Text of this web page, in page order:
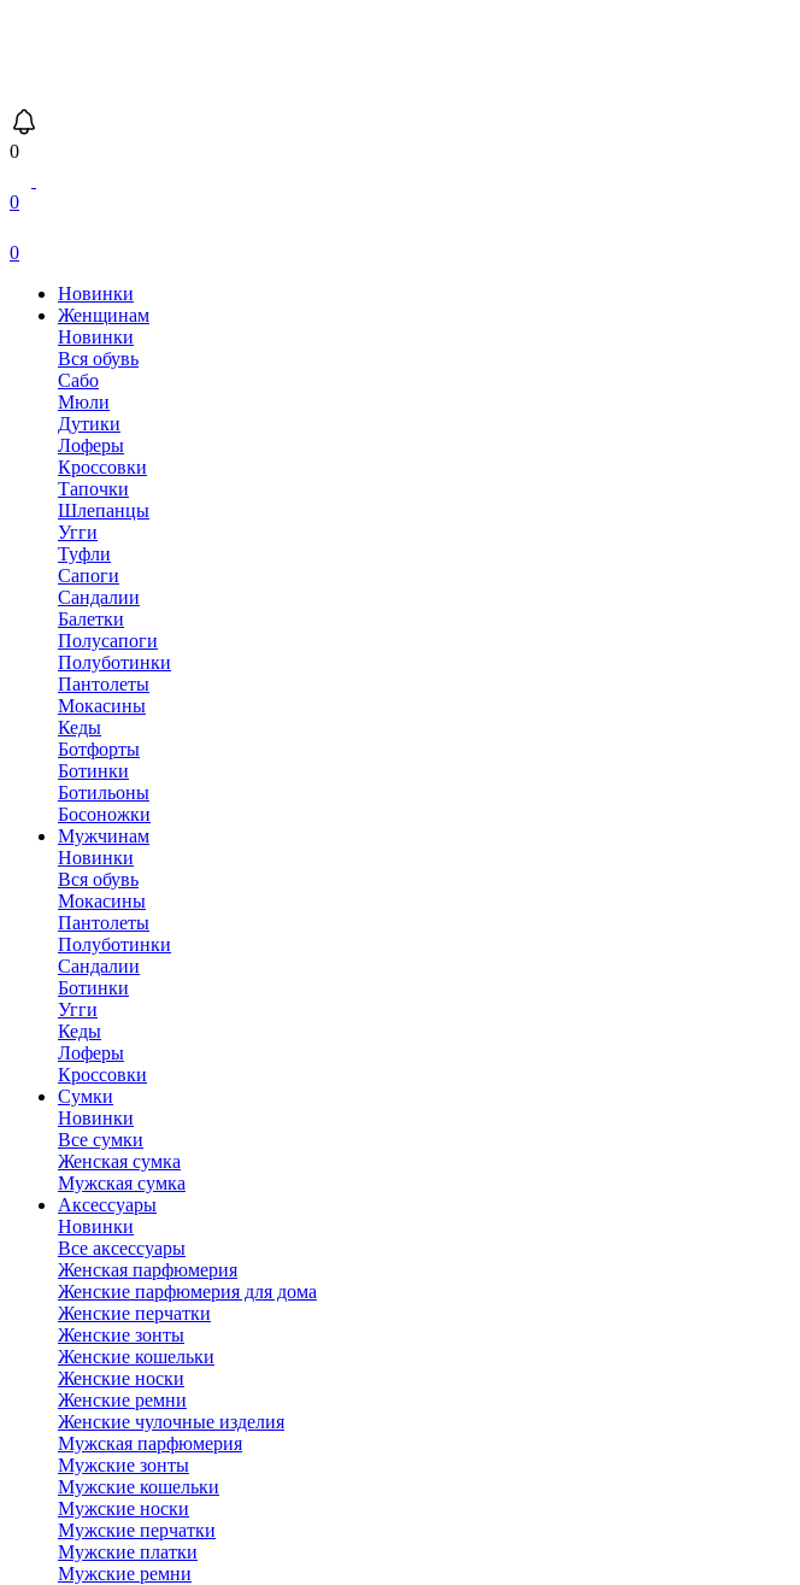
0
0
0
Новинки
Женщинам
Новинки
Вся обувь
Сабо
Мюли
Дутики
Лоферы
Кроссовки
Тапочки
Шлепанцы
Угги
Туфли
Сапоги
Сандалии
Балетки
Полусапоги
Полуботинки
Пантолеты
Мокасины
Кеды
Ботфорты
Ботинки
Ботильоны
Босоножки
Мужчинам
Новинки
Вся обувь
Мокасины
Пантолеты
Полуботинки
Сандалии
Ботинки
Угги
Кеды
Лоферы
Кроссовки
Сумки
Новинки
Все сумки
Женская сумка
Мужская сумка
Аксессуары
Новинки
Все аксессуары
Женская парфюмерия
Женские парфюмерия для дома
Женские перчатки
Женские зонты
Женские кошельки
Женские носки
Женские ремни
Женские чулочные изделия
Мужская парфюмерия
Мужские зонты
Мужские кошельки
Мужские носки
Мужские перчатки
Мужские платки
Мужские ремни